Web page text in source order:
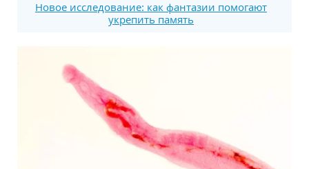
Новое исследование: как фантазии помогают
укрепить память